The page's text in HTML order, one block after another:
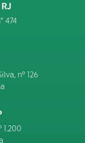
474
nº 126
1.200